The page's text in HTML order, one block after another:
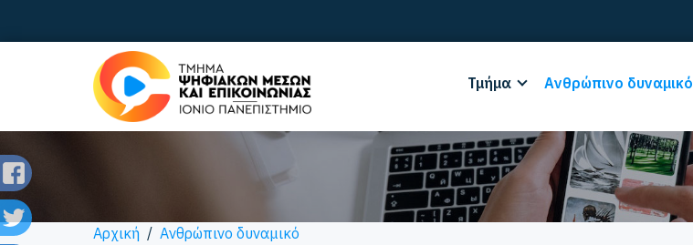
Τμήμα Ανθρώπινο δυναμικό
Αρχική / Ανθρώπινο δυναμικό